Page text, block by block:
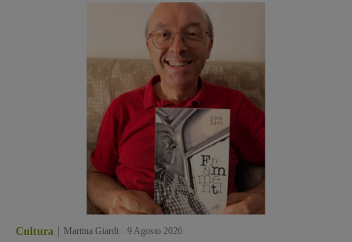
Cultura Martina Giardi 9 Agosto 2026